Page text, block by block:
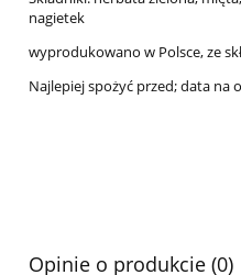
nagietek
wyprodukowano w Polsce, ze
Najlepiej spożyć przed; data na
Opinie o produkcie (0)